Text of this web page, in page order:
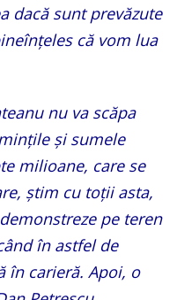
dacă sunt prevăzute
că vom lua
nu va scăpa
și sumele
milioane, care se
știm cu toţii asta,
pe teren
în astfel de
în carieră. Apoi, o